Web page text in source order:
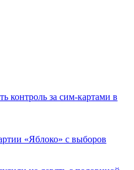
контроль за сим-картами в
«Яблоко» с выборов